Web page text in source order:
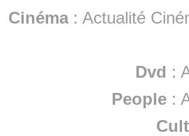
Cinéma: Actualité
Dvd :
People :